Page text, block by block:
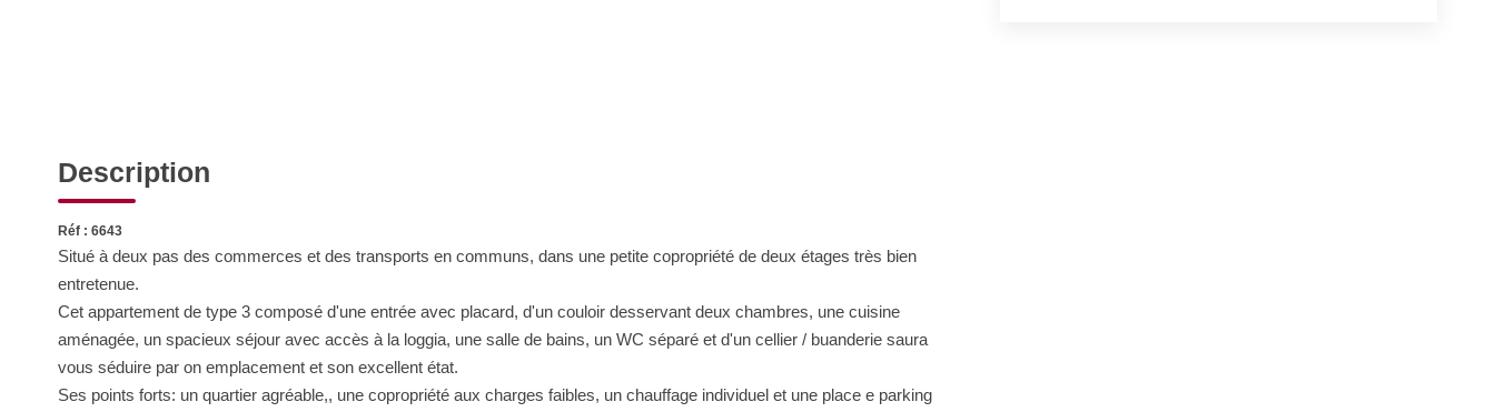
Description
Réf : 6643
Situé à deux pas des commerces et des transports en communs, dans une petite copropriété de deux étages très bien
entretenue.
Cet appartement de type 3 composé d'une entrée avec placard, d'un couloir desservant deux chambres, une cuisine
aménagée, un spacieux séjour avec accès à la loggia, une salle de bains, un WC séparé et d'un cellier / buanderie saura
vous séduire par on emplacement et son excellent état.
Ses points forts: un quartier agréable,, une copropriété aux charges faibles, un chauffage individuel et une place e parking